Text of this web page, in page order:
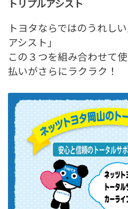
トリプルアシスト
トヨタならではのうれし
アシスト」
この３つを組み合わせて
払いがさらにラクラク！